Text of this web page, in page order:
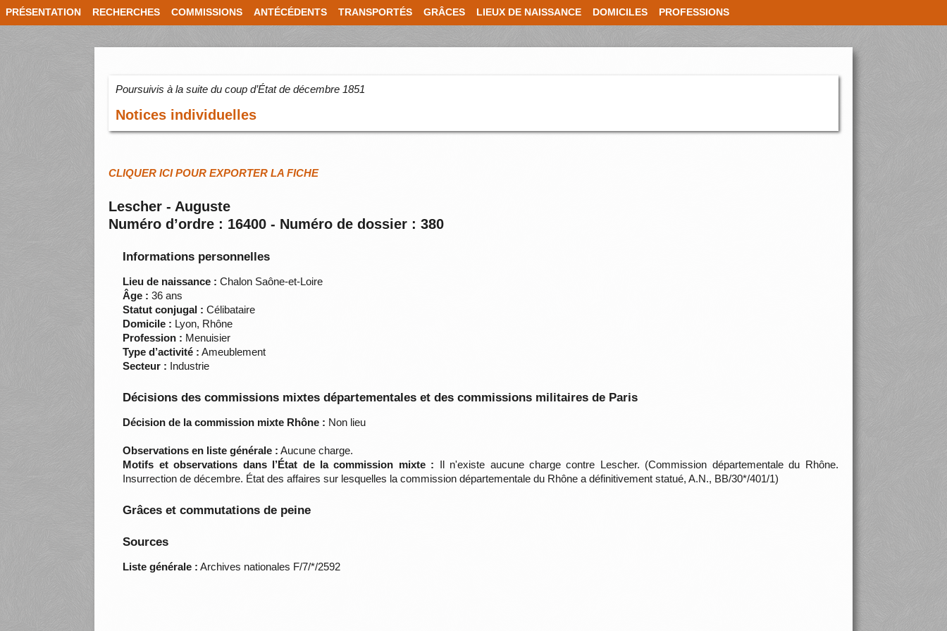
PRÉSENTATION RECHERCHES COMMISSIONS ANTÉCÉDENTS TRANSPORTÉS GRÂCES LIEUX DE NAISSANCE DOMICILES PROFESSIONS
Poursuivis à la suite du coup d’État de décembre 1851
Notices individuelles
CLIQUER ICI POUR EXPORTER LA FICHE
Lescher - Auguste
Numéro d’ordre : 16400 - Numéro de dossier : 380
Informations personnelles
Lieu de naissance : Chalon Saône-et-Loire
Âge : 36 ans
Statut conjugal : Célibataire
Domicile : Lyon, Rhône
Profession : Menuisier
Type d’activité : Ameublement
Secteur : Industrie
Décisions des commissions mixtes départementales et des commissions militaires de Paris
Décision de la commission mixte Rhône : Non lieu
Observations en liste générale : Aucune charge.
Motifs et observations dans l’État de la commission mixte : Il n'existe aucune charge contre Lescher. (Commission départementale du Rhône.
Insurrection de décembre. État des affaires sur lesquelles la commission départementale du Rhône a définitivement statué, A.N., BB/30*/401/1)
Grâces et commutations de peine
Sources
Liste générale : Archives nationales F/7/*/2592